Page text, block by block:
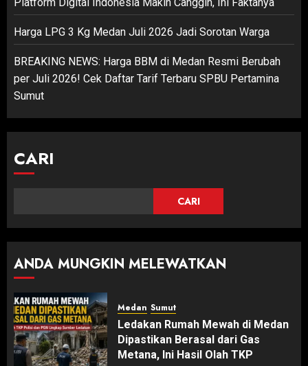
Harga LPG 3 Kg Medan Juli 2026 Jadi Sorotan Warga
BREAKING NEWS: Harga BBM di Medan Resmi Berubah
per Juli 2026! Cek Daftar Tarif Terbaru SPBU Pertamina
Sumut
CARI
CARI
ANDA MUNGKIN MELEWATKAN
Medan Sumut
Ledakan Rumah Mewah di Medan
Dipastikan Berasal dari Gas
Metana, Ini Hasil Olah TKP